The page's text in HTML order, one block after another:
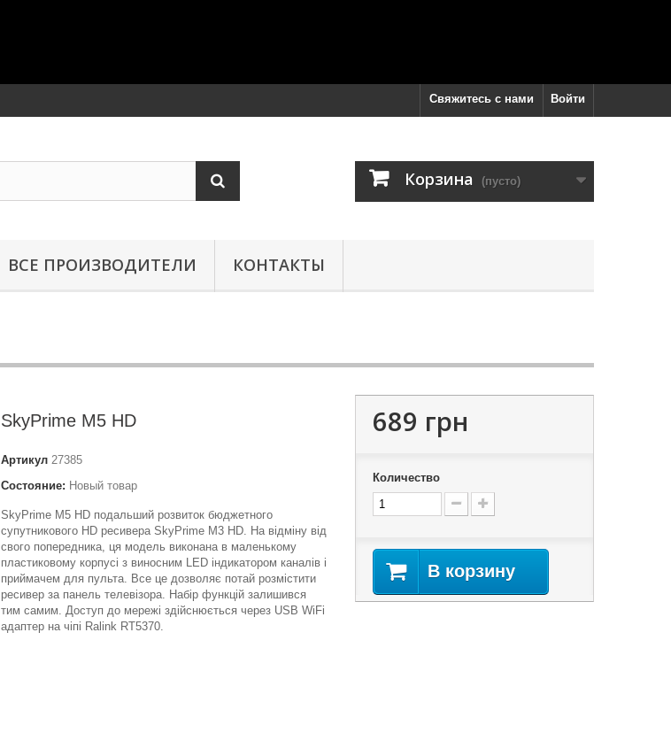
Войти
Свяжитесь с нами
Корзина (пусто)
ВСЕ ПРОИЗВОДИТЕЛИ КОНТАКТЫ
SkyPrime M5 HD
Артикул 27385
Состояние: Новый товар
SkyPrime M5 HD подальший розвиток бюджетного
супутникового HD ресивера SkyPrime M3 HD. На відміну від
свого попередника, ця модель виконана в маленькому
пластиковому корпусі з виносним LED індикатором каналів і
приймачем для пульта. Все це дозволяє потай розмістити
ресивер за панель телевізора. Набір функцій залишився
тим самим. Доступ до мережі здійснюється через USB WiFi
адаптер на чіпі Ralink RT5370.
689 грн
Количество
В корзину